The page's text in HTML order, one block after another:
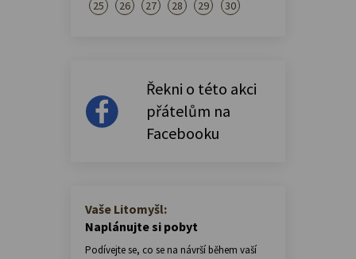
25
26 27 28 29 30
Řekni o této akci
přátelům na
Facebooku
Vaše Litomyšl:
Naplánujte si pobyt
Podívejte se, co se na návrší během vaší